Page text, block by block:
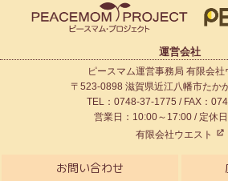
運営会社
ピースマム運営事務局 有限会社
〒523-0898 滋賀県近江八幡市たか
TEL：0748-37-1775 / FAX：
営業日：10:00～17:00 / 定休
有限会社ウエスト
お問い合わせ